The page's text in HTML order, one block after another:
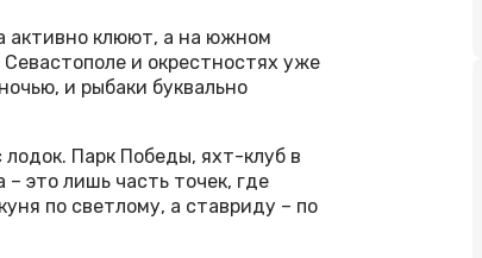
активно клюют, а на южном
и окрестностях уже
и рыбаки буквально
Парк Победы, яхт-клуб в
это лишь часть точек, где
по светлому, а ставриду – по